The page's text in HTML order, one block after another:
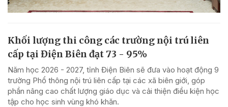
Khối lượng thi công các trường nội trú liên
cấp tại Điện Biên đạt 73 - 95%
Năm học 2026 - 2027, tỉnh Điện Biên sẽ đưa vào hoạt động 9
trường Phổ thông nội trú liên cấp tại các xã biên giới, góp
phần nâng cao chất lượng giáo dục và cải thiện điều kiện học
tập cho học sinh vùng khó khăn.